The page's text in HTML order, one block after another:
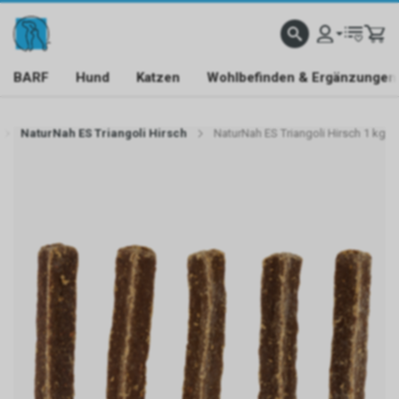
BARF Hund Katzen Wohlbefinden & Ergänzungen
NaturNah ES Triangoli Hirsch NaturNah ES Triangoli Hirsch 1 kg